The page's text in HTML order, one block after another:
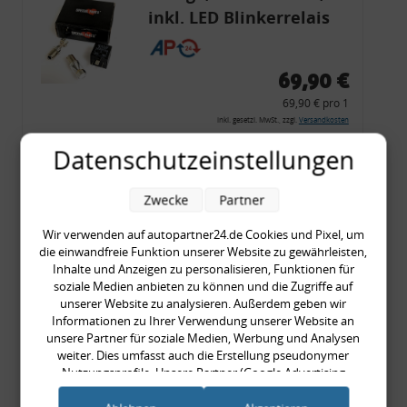
inkl. LED Blinkerrelais
CF 14
69,90 €
69,90 € pro 1
inkl. gesetzl. MwSt., zzgl. Versandkosten
Merkzettel
Rückleuchtenband mit
Blinker, rot, US-Ecken,
Audi 80 Cabrio, Typ 89,
OE-Nr.: 8G0945225 +
8G0945225C
999,99 €
Datenschutzeinstellungen
Wir verwenden auf autopartner24.de Cookies und Pixel, um
die einwandfreie Funktion unserer Website zu gewährleisten,
Inhalte und Anzeigen zu personalisieren, Funktionen für
soziale Medien anbieten zu können und die Zugriffe auf
unserer Website zu analysieren. Außerdem geben wir
Informationen zu Ihrer Verwendung unserer Website an
unsere Partner für soziale Medien, Werbung und Analysen
weiter. Dies umfasst auch die Erstellung pseudonymer
Nutzungsprofile. Unsere Partner (Google Advertising
Products) führen diese Informationen möglicherweise mit
Zwecke Partner